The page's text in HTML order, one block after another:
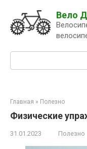
контенту
Вело
Главная » Полезно
Физические
31.01.2023 Полезно